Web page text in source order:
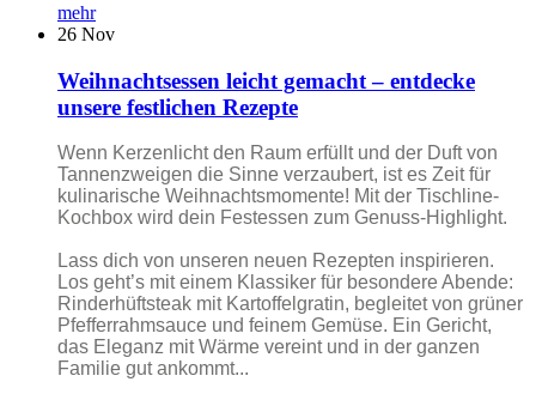
mehr
26 Nov
Weihnachtsessen leicht gemacht – entdecke
unsere festlichen Rezepte
Wenn Kerzenlicht den Raum erfüllt und der Duft von
Tannenzweigen die Sinne verzaubert, ist es Zeit für
kulinarische Weihnachtsmomente! Mit der Tischline-
Kochbox wird dein Festessen zum Genuss-Highlight.
Lass dich von unseren neuen Rezepten inspirieren.
Los geht’s mit einem Klassiker für besondere Abende:
Rinderhüftsteak mit Kartoffelgratin, begleitet von grüner
Pfefferrahmsauce und feinem Gemüse. Ein Gericht,
das Eleganz mit Wärme vereint und in der ganzen
Familie gut ankommt...